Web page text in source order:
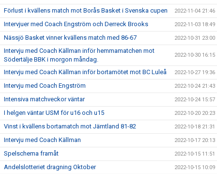
Förlust i kvällens match mot Borås Basket i Svenska cupen 2022-11-04 21:46
Intervjuer med Coach Engström och Derreck Brooks 2022-11-03 18:49
Nässjö Basket vinner kvällens match med 86-67 2022-10-31 23:00
Intervju med Coach Källman inför hemmamatchen mot
Södertälje BBK i morgon måndag.
2022-10-30 16:15
Intervju med Coach Källman inför bortamötet mot BC Luleå 2022-10-27 19:36
Intervju med Coach Engström 2022-10-24 21:43
Intensiva matchveckor väntar 2022-10-24 15:57
I helgen väntar USM för u16 och u15 2022-10-20 20:23
Vinst i kvällens bortamatch mot Jämtland 81-82 2022-10-18 21:31
Intervju med Coach Källman 2022-10-17 20:13
Spelschema framåt 2022-10-15 11:51
Andelslotteriet dragning Oktober 2022-10-15 10:09